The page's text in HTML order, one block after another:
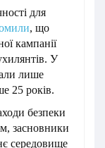
для
, що
кампанії
У
лише
25 років.
безпеки
засновники
середовище